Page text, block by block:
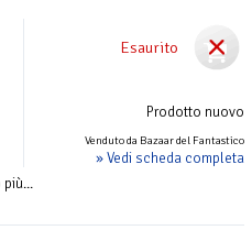
Esaurito
Prodotto nuovo
Venduto da Bazaar del Fantastico
» Vedi scheda completa